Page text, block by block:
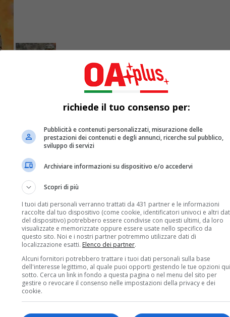
due stagioni
seconda stagione, la serie tv è stata cancellata da
l’ex”
richiede il tuo consenso per:
Pubblicità e contenuti personalizzati, misurazione delle
prestazioni dei contenuti e degli annunci, ricerche sul pubblico,
sviluppo di servizi
Archiviare informazioni su dispositivo e/o accedervi
Scopri di più
I tuoi dati personali verranno trattati da 431 partner e le informazioni
raccolte dal tuo dispositivo (come cookie, identificatori univoci e altri
del dispositivo) potrebbero essere condivise con questi ultimi, da loro
visualizzate e memorizzate oppure essere usate nello specifico da
questo sito. Noi e i nostri partner potremmo utilizzare dati di
localizzazione esatti. Elenco dei partner.
Alcuni fornitori potrebbero trattare i tuoi dati personali sulla base
dell'interesse legittimo, al quale puoi opporti gestendo le tue opzioni qui
sotto. Cerca un link in fondo a questa pagina o nel menu del sito per
gestire o revocare il consenso nelle impostazioni della privacy e dei
cookie.